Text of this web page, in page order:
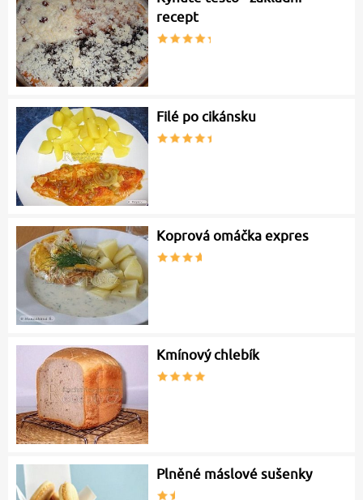
recept
Filé po cikánsku
Koprová omáčka expres
Kmínový chlebík
Plněné máslové sušenky